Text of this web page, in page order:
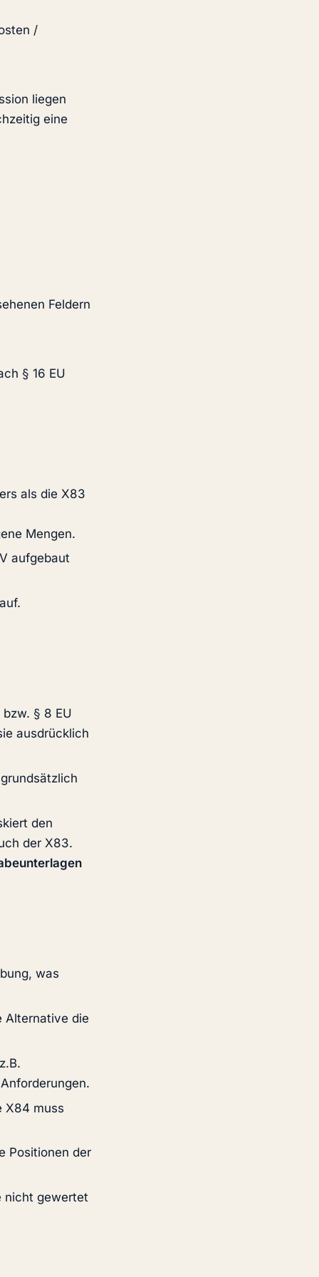
/
liegen
eine
Feldern
§ 16 EU
als die X83
Mengen.
aufgebaut
§ 8 EU
ausdrücklich
den
der X83.
was
Alternative die
muss
Positionen der
nicht gewertet